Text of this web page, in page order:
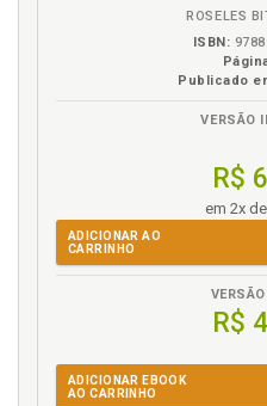
ROSELES
ISBN:
Publicado
VERSÃO
R$
em 2x
ADICIONAR AO
CARRINHO
R$
ADICIONAR EBOOK
AO CARRINHO